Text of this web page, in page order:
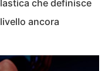
che definisce
ancora